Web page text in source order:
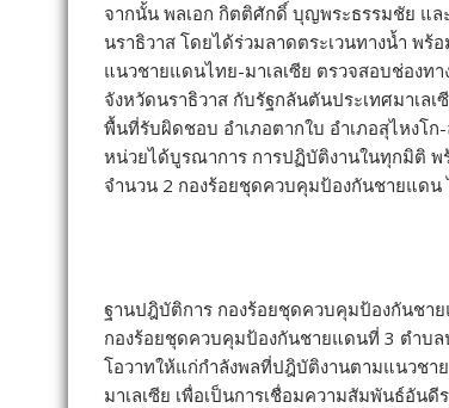
จากนั้น พลเอก กิตติศักดิ์ บุญพระธรรมชัย แล
นราธิวาส โดยได้ร่วมลาดตระเวนทางน้ำ พ
แนวชายแดนไทย-มาเลเซีย ตรวจสอบช่องท
จังหวัดนราธิวาส กับรัฐกลันตันประเทศมาเ
พื้นที่รับผิดชอบ อำเภอตากใบ อำเภอสุไหงโก
หน่วยได้บูรณาการ การปฏิบัติงานในทุกมิติ พ
จำนวน 2 กองร้อยชุดควบคุมป้องกันชายแดน
ฐานปฎิบัติการ กองร้อยชุดควบคุมป้องกันชา
กองร้อยชุดควบคุมป้องกันชายแดนที่ 3 ตำบล
โอวาทให้แก่กำลังพลที่ปฎิบัติงานตามแนวชา
มาเลเซีย เพื่อเป็นการเชื่อมความสัมพันธ์อัน